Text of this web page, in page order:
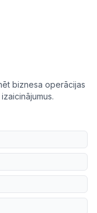
biznesa operācijas